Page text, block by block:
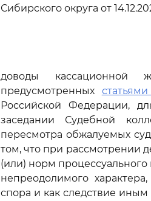
Сибирского округа от
доводы кассационной
предусмотренных статьями
Российской Федерации,
заседании Судебной
пересмотра обжалуемых
том, что при рассмотрении
(или) норм
непреодолимого
спора и как следствие